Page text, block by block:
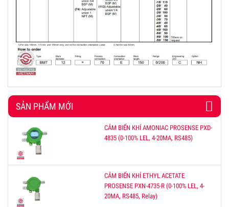
SẢN PHẨM MỚI
CẢM BIẾN KHÍ AMONIAC PROSENSE PXD-
4835 (0-100% LEL, 4-20MA, RS485)
CẢM BIẾN KHÍ ETHYL ACETATE
PROSENSE PXN-4735-R (0-100% LEL, 4-
20MA, RS485, Relay)